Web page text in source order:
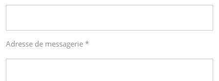
Adresse de messagerie *